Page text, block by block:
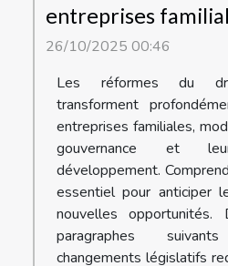
entreprises
26/10/2025 00:46
Les réformes du
transforment
entreprises familiales,
gouvernance et
développement.
essentiel pour anticiper
nouvelles opportunités.
paragraphes
changements législatifs